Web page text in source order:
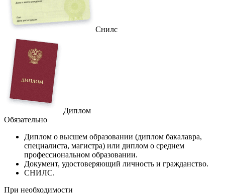
Снилс
Диплом
Обязательно
Диплом о высшем образовании (диплом бакалавра,
специалиста, магистра) или диплом о среднем
профессиональном образовании.
Документ, удостоверяющий личность и гражданство.
СНИЛС.
При необходимости